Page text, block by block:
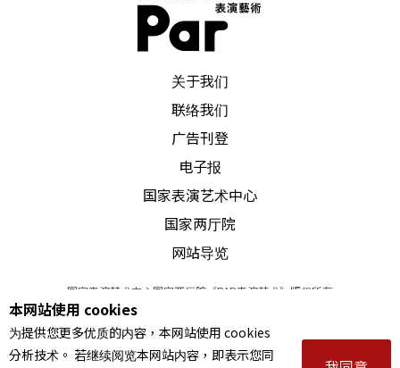
学有教授音乐治疗的课程，但大多只是概述，只有
台南艺术大学应用音乐系的音乐治疗组，是国内唯
一正式的音乐治疗学位。此外最特别的是中山大
学，藉著音乐学系与海下技术研究所及高雄医学大
学医学系的合作，开设「音乐治疗学程」，核心课
程包括开在心理系的「普通心理学」、牙医系的
「神经解剖学」、海下技术研究所的「应用心理声
综合商业知识与艺术专业，「艺术行政」人才抢手
「艺术硕士是新的商业学位」这是趋势写手丹尼
关于我们
联络我们
广告刊登
电子报
国家表演艺术中心
国家两厅院
网站导览
国家表演艺术中心国家两厅院《PAR表演艺术》版权所有
© 2022Performing arts redefined. All Rights Reserved
统一编号 Tax Id number 00973926
本站所提供相关演出资讯，如有异动应以主办单位公告为准。
本网站使用 cookies
为提供您更多优质的内容，本网站使用 cookies
分析技术。 若继续阅览本网站内容，即表示您同